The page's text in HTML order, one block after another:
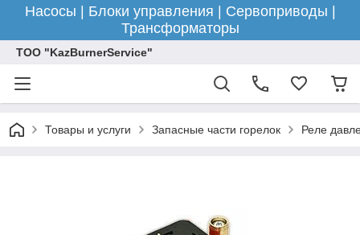
Насосы | Блоки управления | Сервоприводы |
Трансформаторы
ТОО "KazBurnerService"
Товары и услуги Запасные части горелок Реле